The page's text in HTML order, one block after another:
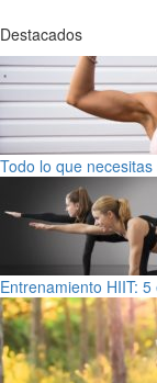
Destacados
Todo lo que
Entrenamiento HIIT: